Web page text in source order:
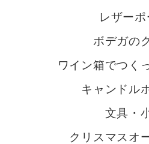
レザー
ボデガの
ワイン箱でつく
キャンドル
文具・
クリスマスオ